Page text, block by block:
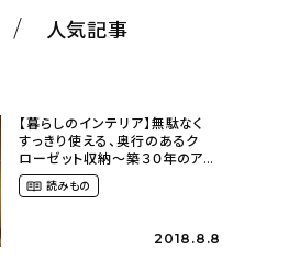
人気記事
【暮らしのインテリア】無駄なく
すっきり使える、奥行のあるク
ローゼット収納〜築３０年のア
パートにある暮らし
（mari_ppe_さん）
読みもの
2018.8.8